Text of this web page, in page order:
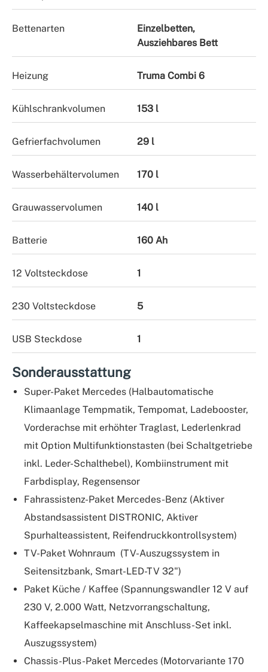
Bettenarten
Einzelbetten,
Ausziehbares Bett
Heizung Truma Combi 6
Kühlschrankvolumen 153 l
Gefrierfachvolumen 29 l
Wasserbehältervolumen 170 l
Grauwasservolumen 140 l
Batterie 160 Ah
12 Voltsteckdose 1
230 Voltsteckdose 5
USB Steckdose 1
Sonderausstattung
Super-Paket Mercedes (Halbautomatische
Klimaanlage Tempmatik, Tempomat, Ladebooster,
Vorderachse mit erhöhter Traglast, Lederlenkrad
mit Option Multifunktionstasten (bei Schaltgetriebe
inkl. Leder-Schalthebel), Kombiinstrument mit
Farbdisplay, Regensensor
Fahrassistenz-Paket Mercedes-Benz (Aktiver
Abstandsassistent DISTRONIC, Aktiver
Spurhalteassistent, Reifendruckkontrollsystem)
TV-Paket Wohnraum (TV-Auszugssystem in
Seitensitzbank, Smart-LED-TV 32")
Paket Küche / Kaffee (Spannungswandler 12 V auf
230 V, 2.000 Watt, Netzvorrangschaltung,
Kaffeekapselmaschine mit Anschluss-Set inkl.
Auszugssystem)
Chassis-Plus-Paket Mercedes (Motorvariante 170